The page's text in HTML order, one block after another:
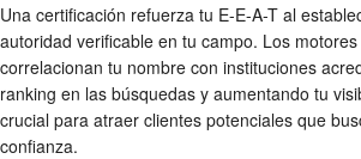
Una certificación refuerza tu E-E-A-T al
autoridad verificable en tu campo. Los
correlacionan tu nombre con instituciones
ranking en las búsquedas y aumentando tu
crucial para atraer clientes potenciales que
confianza.